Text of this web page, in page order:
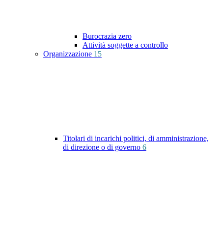
Burocrazia zero
Attività soggette a controllo
Organizzazione 15
Titolari di incarichi politici, di amministrazione,
di direzione o di governo 6